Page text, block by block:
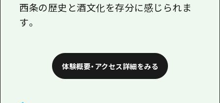
西条の歴史と酒文化を存分に感じられま
す。
体験概要・アクセス詳細をみる